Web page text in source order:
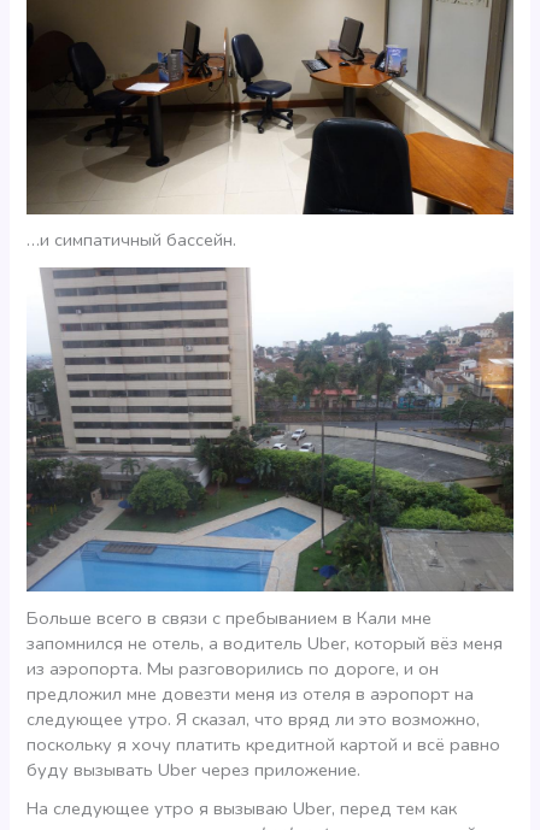
…и симпатичный бассейн.
Больше всего в связи с пребыванием в Кали мне
запомнился не отель, а водитель Uber, который вёз меня
из аэропорта. Мы разговорились по дороге, и он
предложил мне довезти меня из отеля в аэропорт на
следующее утро. Я сказал, что вряд ли это возможно,
поскольку я хочу платить кредитной картой и всё равно
буду вызывать Uber через приложение.
На следующее утро я вызываю Uber, перед тем как